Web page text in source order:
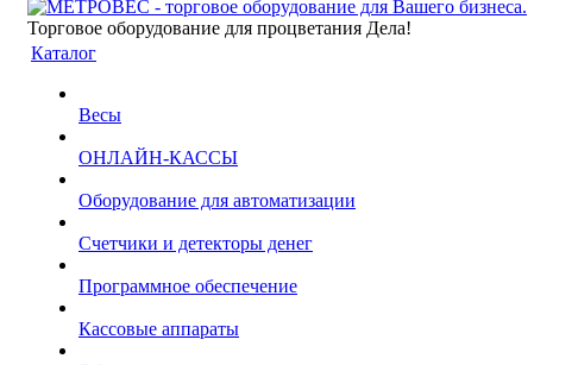
Торговое оборудование для процветания Дела!
Каталог
Весы
ОНЛАЙН-КАССЫ
Оборудование для автоматизации
Счетчики и детекторы денег
Программное обеспечение
Кассовые аппараты